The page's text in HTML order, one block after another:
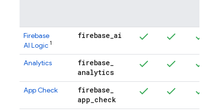
Firebase
AI Logic 1
firebase_ai
Analytics firebase_
analytics
App Check firebase_
app_check